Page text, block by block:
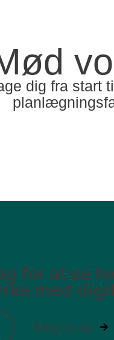
dig fra start
for at se
med
Ring os op